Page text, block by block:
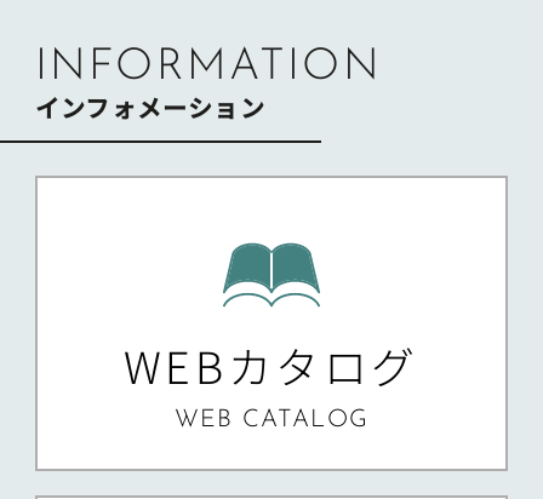
INFORMATION
インフォメーション
WEBカタログ
WEB CATALOG